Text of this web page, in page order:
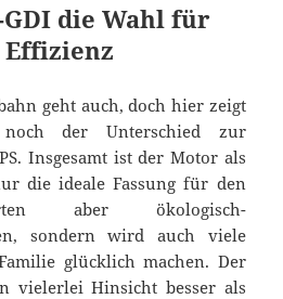
GDI die Wahl für
geht auch, doch hier zeigt
der Unterschied zur
Insgesamt ist der Motor als
die ideale Fassung für den
aber ökologisch-
sondern wird auch viele
glücklich machen. Der
vielerlei Hinsicht besser als